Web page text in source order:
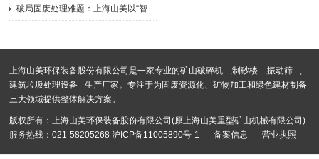
2026-07-20破局固废处理难题：上海山美以“智能分选+精细破碎”重塑行业新标...
上海山美环保装备股份有限公司是一家专业的矿山破碎机 ,制砂楼 ,振动筛
,
建筑垃圾处理设备
生产厂家。专注于为固废资源化、矿物加工和绿色建材制备
三大领域提供整体解决方案。
版权所有：上海山美环保装备股份有限公司(原上海山美重型矿山机械有限公司)
服务热线：021-58205268沪ICP备11005890号-1 备案信息 营业执照